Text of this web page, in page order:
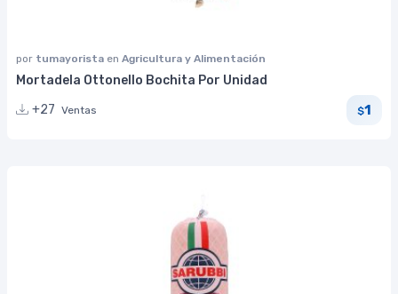
por tumayorista en Agricultura y Alimentación
Mortadela Ottonello Bochita Por Unidad
+27 Ventas $1